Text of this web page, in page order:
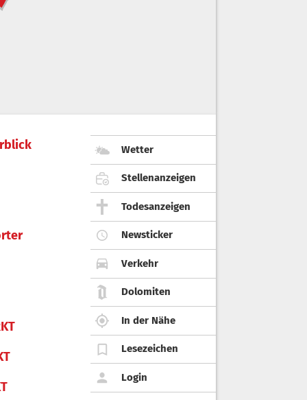
Wetter
Stellenanzeigen
Todesanzeigen
Newsticker
Verkehr
Dolomiten
In der Nähe
Lesezeichen
Login